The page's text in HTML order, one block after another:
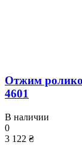
Отжим
4601
В наличии
0
3 122 ₴